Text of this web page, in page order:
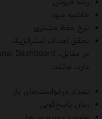
حاشیه سود
نرخ حفظ مشتری
تحقق اهداف استراتژیک
دارد، مانند:
تعداد درخواست‌های باز
زمان پاسخ‌گویی